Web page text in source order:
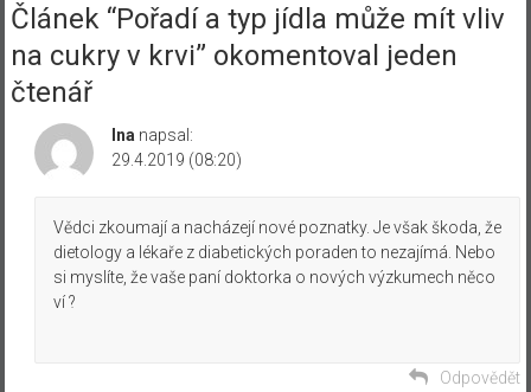
Článek “Pořadí a typ jídla může mít vliv
na cukry v krvi” okomentoval jeden
čtenář
Ina napsal:
29.4.2019 (08:20)
Vědci zkoumají a nacházejí nové poznatky. Je však škoda, že
dietology a lékaře z diabetických poraden to nezajímá. Nebo
si myslíte, že vaše paní doktorka o nových výzkumech něco
ví ?
Odpovědět